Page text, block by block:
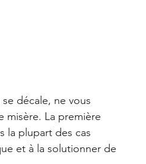
décale, ne vous
misère. La première
la plupart des cas
et à la solutionner de